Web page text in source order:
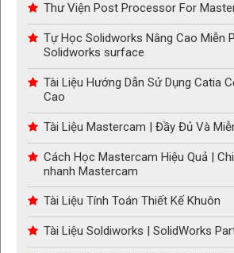
Thư Viện Post Processor For
Tự Học Solidworks Nâng Cao Miễn
Solidworks surface
Tài Liệu Hướng Dẫn Sử Dụng Catia
Cao
Tài Liệu Mastercam | Đầy Đủ Và
Cách Học Mastercam Hiệu Quả |
nhanh Mastercam
Tài Liệu Tính Toán Thiết Kế Khuôn
Tài Liệu Soldiworks | SolidWorks